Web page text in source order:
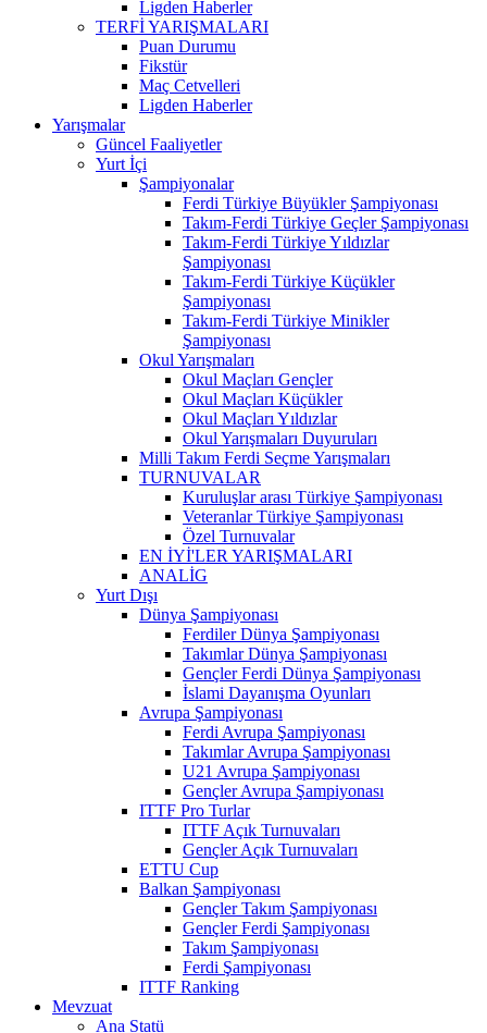
Ligden Haberler
TERFİ YARIŞMALARI
Puan Durumu
Fikstür
Maç Cetvelleri
Ligden Haberler
Yarışmalar
Güncel Faaliyetler
Yurt İçi
Şampiyonalar
Ferdi Türkiye Büyükler Şampiyonası
Takım-Ferdi Türkiye Geçler Şampiyonası
Takım-Ferdi Türkiye Yıldızlar
Şampiyonası
Takım-Ferdi Türkiye Küçükler
Şampiyonası
Takım-Ferdi Türkiye Minikler
Şampiyonası
Okul Yarışmaları
Okul Maçları Gençler
Okul Maçları Küçükler
Okul Maçları Yıldızlar
Okul Yarışmaları Duyuruları
Milli Takım Ferdi Seçme Yarışmaları
TURNUVALAR
Kuruluşlar arası Türkiye Şampiyonası
Veteranlar Türkiye Şampiyonası
Özel Turnuvalar
EN İYİ'LER YARIŞMALARI
ANALİG
Yurt Dışı
Dünya Şampiyonası
Ferdiler Dünya Şampiyonası
Takımlar Dünya Şampiyonası
Gençler Ferdi Dünya Şampiyonası
İslami Dayanışma Oyunları
Avrupa Şampiyonası
Ferdi Avrupa Şampiyonası
Takımlar Avrupa Şampiyonası
U21 Avrupa Şampiyonası
Gençler Avrupa Şampiyonası
ITTF Pro Turlar
ITTF Açık Turnuvaları
Gençler Açık Turnuvaları
ETTU Cup
Balkan Şampiyonası
Gençler Takım Şampiyonası
Gençler Ferdi Şampiyonası
Takım Şampiyonası
Ferdi Şampiyonası
ITTF Ranking
Mevzuat
Ana Statü